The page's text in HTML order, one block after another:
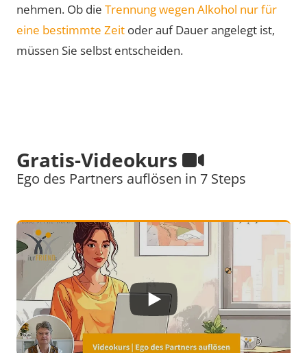
nehmen. Ob die Trennung wegen Alkohol nur für
eine bestimmte Zeit oder auf Dauer angelegt ist,
müssen Sie selbst entscheiden.
Gratis-Videokurs
Ego des Partners auflösen in 7 Steps